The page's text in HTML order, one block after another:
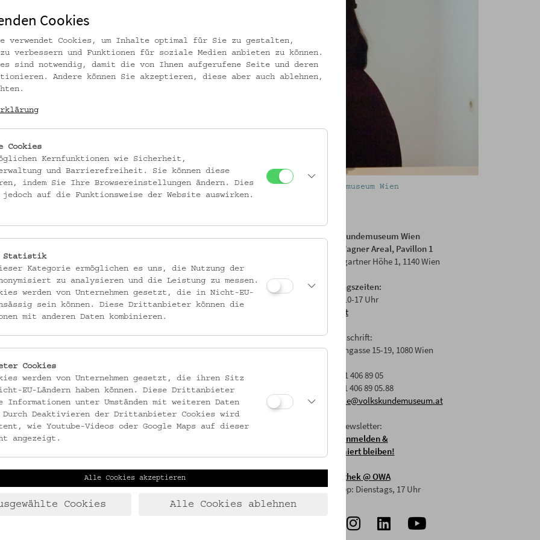
in Wien“. Foto: kollektiv fischka / Steffi Freynschlag © Volkskundemuseum Wien
führt durch die Ausstellung.
Volkskundemuseum Wien
Otto Wagner Areal, Pavillon 1
Baumgartner Höhe 1, 1140 Wien
Öffnungszeiten:
Di-Fr: 10-17 Uhr
Anfahrt
Postanschrift:
Laudongasse 15-19, 1080 Wien
T: +43 1 406 89 05
F: +43 1 406 89 05.88
office@volkskundemuseum.at
Zum Newsletter:
HIER anmelden &
informiert bleiben!
Mostothek@ OWA
Mai-Sep: Dienstags, 17 Uhr
Cookies
verwendet Cookies, um Inhalte optimal für Sie zu gestalten,
verbessern und Funktionen für soziale Medien anbieten zu können.
sind notwendig, damit die von Ihnen aufgerufene Seite und deren
Andere können Sie akzeptieren, diese aber auch ablehnen,
Cookies
Kernfunktionen wie Sicherheit,
und Barrierefreiheit. Sie können diese
indem Sie Ihre Browsereinstellungen ändern. Dies
auf die Funktionsweise der Website auswirken.
Statistik
Kategorie ermöglichen es uns, die Nutzung der
zu analysieren und die Leistung zu messen.
werden von Unternehmen gesetzt, die in Nicht-EU-
sein können. Diese Drittanbieter können die
mit anderen Daten kombinieren.
Cookies
werden von Unternehmen gesetzt, die ihren Sitz
EU-Ländern haben können. Diese Drittanbieter
Informationen unter Umständen mit weiteren Daten
Durch Deaktivieren der Drittanbieter Cookies wird
wie Youtube-Videos oder Google Maps auf dieser
angezeigt.
Alle Cookies akzeptieren
Cookies Alle Cookies ablehnen